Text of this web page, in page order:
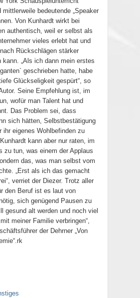
mittlerweile bedeutende „Speaker
Von Kunhardt wirkt bei
authentisch, weil er selbst als
vieles erlebt hat und
Rückschlägen stärker
kann. „Als ich dann mein erstes
geschrieben hatte, habe
Glückseligkeit gespürt“, so
Seine Empfehlung ist, im
wofür man Talent hat und
Das Problem sei, dass
sich hätten, Selbstbestätigung
ihr eigenes Wohlbefinden zu
kann aber nur raten, im
zu tun, was einem der Applaus
das, was man selbst vom
„Erst als ich das gemacht
verriet der Diezer. Trotz aller
den Beruf ist es laut von
sich genügend Pausen zu
gesund alt werden und noch viel
meiner Familie verbringen“,
der Dehrner „Von